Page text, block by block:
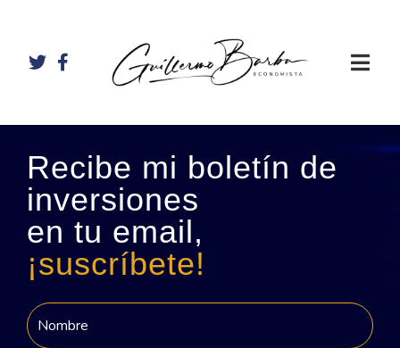
Recibe mi boletín de
inversiones
en tu email,
¡suscríbete!